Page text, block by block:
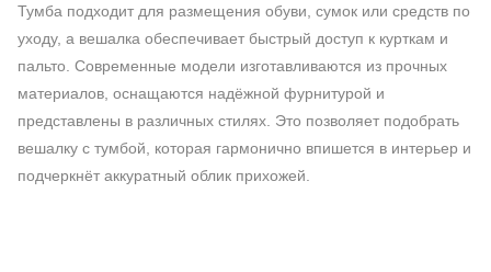
Тумба подходит для размещения обуви, сумок или средств по
уходу, а вешалка обеспечивает быстрый доступ к курткам и
пальто. Современные модели изготавливаются из прочных
материалов, оснащаются надёжной фурнитурой и
представлены в различных стилях. Это позволяет подобрать
вешалку с тумбой, которая гармонично впишется в интерьер и
подчеркнёт аккуратный облик прихожей.